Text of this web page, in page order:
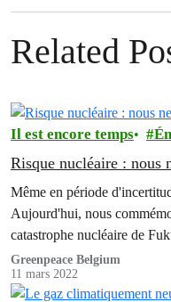
Related
Il est encore temps
Risque nucléaire : nous
Même en période
Aujourd'hui, nous
catastrophe nucléaire de
Japon continue de payer.
Greenpeace Belgium
11 mars 2022